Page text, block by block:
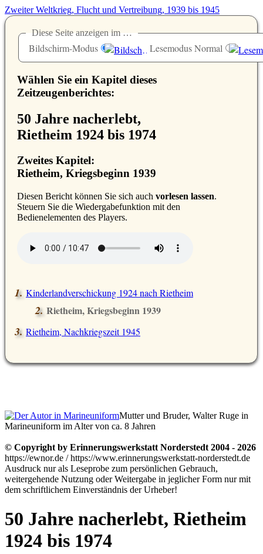
Zweiter Weltkrieg, Flucht und Vertreibung, 1939 bis 1945
Diese Seite anzeigen im …
Bildschirm-Modus Lesemodus Normal
Wählen Sie ein Kapitel dieses
Zeitzeugenberichtes:
50 Jahre nacherlebt,
Rietheim 1924 bis 1974
Zweites Kapitel:
Rietheim, Kriegsbeginn 1939
Diesen Bericht können Sie sich auch vorlesen lassen.
Steuern Sie die Wiedergabefunktion mit den
Bedienelementen des Players.
Kinderlandverschickung 1924 nach Rietheim
Rietheim, Kriegsbeginn 1939
Rietheim, Nachkriegszeit 1945
Mutter und Bruder, Walter Ruge in
Marineuniform im Alter von ca. 8 Jahren
© Copyright by Erinnerungswerkstatt Norderstedt 2004 - 2026
https://ewnor.de / https://www.erinnerungswerkstatt-norderstedt.de
Ausdruck nur als Leseprobe zum persönlichen Gebrauch,
weitergehende Nutzung oder Weitergabe in jeglicher Form nur mit
dem schriftlichem Einverständnis der Urheber!
50 Jahre nacherlebt, Rietheim
1924 bis 1974